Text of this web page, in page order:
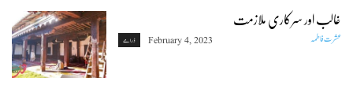
غالب اور سرکاری ملازمت
ڈرامے عشرت فاطمہ February 4, 2023